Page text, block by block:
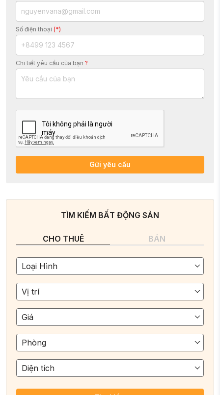
Số điện thoại (*)
Chi tiết yêu cầu của bạn ?
Gửi yêu cầu
TÌM KIẾM BẤT ĐỘNG SẢN
CHO THUÊ BÁN
Loại Hình
Vị trí
Giá
Phòng
Diện tích